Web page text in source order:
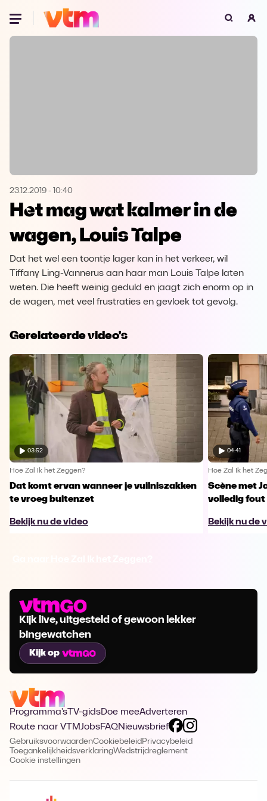
Oeps, browser niet ondersteund
Microsoft Edge Download
Opera
23.12.2019 - 10:40
Het mag wat kalmer in de
wagen, Louis Talpe
Dat het wel een toontje lager kan in het verkeer, wil
Tiffany Ling-Vannerus aan haar man Louis Talpe laten
weten. Die heeft weinig geduld en jaagt zich enorm op in
de wagen, met veel frustraties en gevloek tot gevolg.
Gerelateerde video's
03:52
Hoe Zal Ik het Zeggen?
Dat komt ervan wanneer je vuilniszakken
te vroeg buitenzet
Bekijk nu de video
04:41
Hoe Zal Ik het
Scène met
volledig fout
Bekijk nu de
Kijk live, uitgesteld of gewoon lekker
bingewatchen
Kijk op
Programma's TV-gidsDoe meeAdverteren
Route naar VTMJobsFAQNieuwsbrief
GebruiksvoorwaardenCookiebeleid Privacybeleid
ToegankelijkheidsverklaringWedstrijdreglement
Cookie instellingen